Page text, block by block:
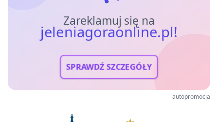
Zareklamuj się na
jeleniagoraonline.pl!
SPRAWDŹ SZCZEGÓŁY
autopromocja